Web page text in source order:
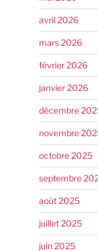
avril 2026
mars 2026
février 2026
janvier 2026
décembre
novembre
octobre 2025
septembre
août 2025
juillet 2025
juin 2025